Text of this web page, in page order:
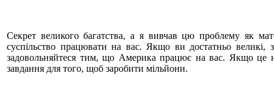
Секрет великого багатства, а я вивчав цю проблему як
суспільство працювати на вас. Якщо ви достатньо
задовольняйтеся тим, що Америка працює на вас. Якщо це
завдання для того, щоб заробити мільйони.